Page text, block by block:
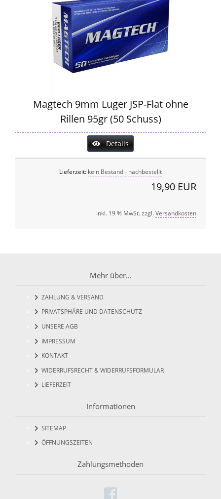
Magtech 9mm Luger JSP-Flat ohne
Rillen 95gr (50 Schuss)
Details
Lieferzeit: kein Bestand - nachbestellt
19,90 EUR
inkl. 19 % MwSt. zzgl.Versandkosten
Mehr über...
ZAHLUNG & VERSAND
PRIVATSPHÄRE UND DATENSCHUTZ
UNSERE AGB
IMPRESSUM
KONTAKT
WIDERRUFSRECHT & WIDERRUFSFORMULAR
LIEFERZEIT
Informationen
SITEMAP
ÖFFNUNGSZEITEN
Zahlungsmethoden